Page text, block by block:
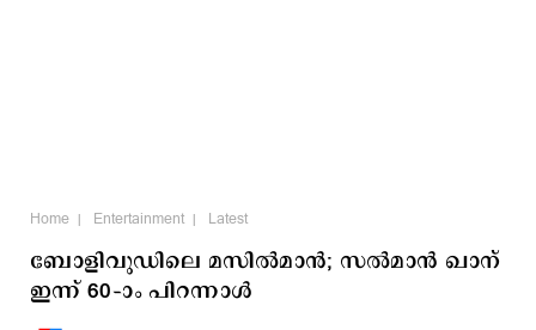
Home Entertainment Latest
ബോളിവുഡിലെ മസില്‍മാന്‍; സല്‍മാന്‍ ഖാന്
ഇന്ന് 60–ാം പിറന്നാള്‍